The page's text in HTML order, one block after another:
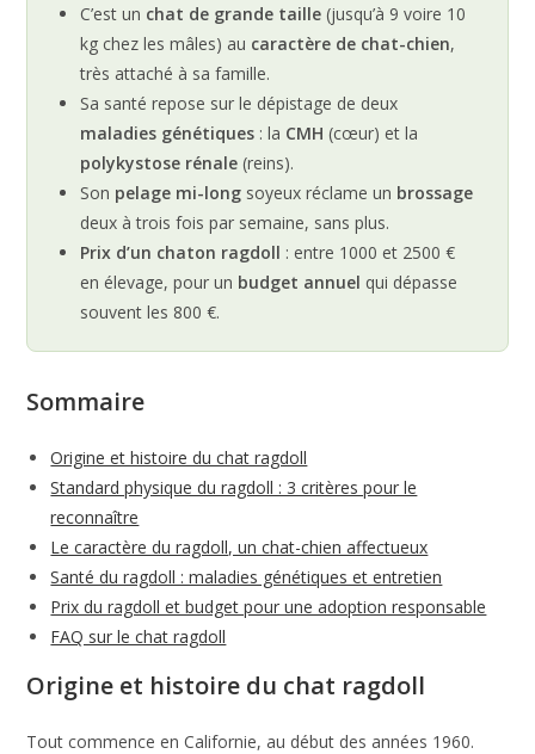
C’est un chat de grande taille (jusqu’à 9 voire 10
kg chez les mâles) au caractère de chat-chien,
très attaché à sa famille.
Sa santé repose sur le dépistage de deux
maladies génétiques : la CMH (cœur) et la
polykystose rénale (reins).
Son pelage mi-long soyeux réclame un brossage
deux à trois fois par semaine, sans plus.
Prix d’un chaton ragdoll : entre 1000 et 2500 €
en élevage, pour un budget annuel qui dépasse
souvent les 800 €.
Sommaire
Origine et histoire du chat ragdoll
Standard physique du ragdoll : 3 critères pour le
reconnaître
Le caractère du ragdoll, un chat-chien affectueux
Santé du ragdoll : maladies génétiques et entretien
Prix du ragdoll et budget pour une adoption responsable
FAQ sur le chat ragdoll
Origine et histoire du chat ragdoll
Tout commence en Californie, au début des années 1960.